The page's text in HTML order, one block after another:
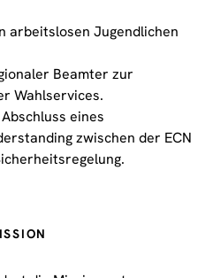
arbeitslosen Jugendlichen
Beamter zur
Wahlservices.
eines
zwischen der ECN